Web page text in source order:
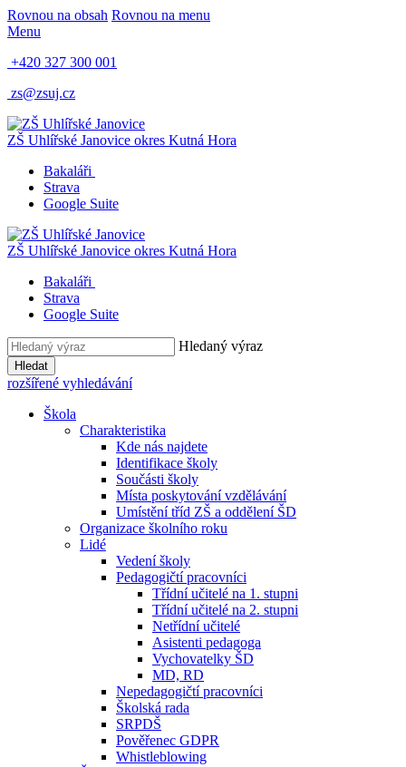
Rovnou na obsah Rovnou na menu
Menu
+420 327 300 001
zs@zsuj.cz
ZŠ Uhlířské Janovice okres Kutná Hora
Bakaláři
Strava
Google Suite
ZŠ Uhlířské Janovice okres Kutná Hora
Bakaláři
Strava
Google Suite
Hledaný výraz
Hledat
rozšířené vyhledávání
Škola
Charakteristika
Kde nás najdete
Identifikace školy
Součásti školy
Místa poskytování vzdělávání
Umístění tříd ZŠ a oddělení ŠD
Organizace školního roku
Lidé
Vedení školy
Pedagogičtí pracovníci
Třídní učitelé na 1. stupni
Třídní učitelé na 2. stupni
Netřídní učitelé
Asistenti pedagoga
Vychovatelky ŠD
MD, RD
Nepedagogičtí pracovníci
Školská rada
SRPDŠ
Pověřenec GDPR
Whistleblowing